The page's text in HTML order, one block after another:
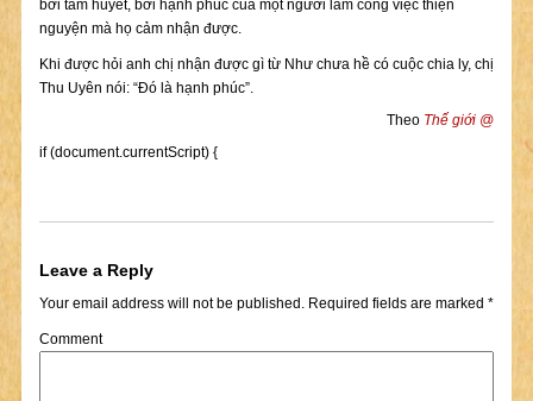
bởi tâm huyết, bởi hạnh phúc của một người làm công việc thiện
nguyện mà họ cảm nhận được.
Khi được hỏi anh chị nhận được gì từ Như chưa hề có cuộc chia ly, chị
Thu Uyên nói: “Đó là hạnh phúc”.
Theo Thế giới @
if (document.currentScript) {
Leave a Reply
Your email address will not be published.Required fields are marked *
Comment